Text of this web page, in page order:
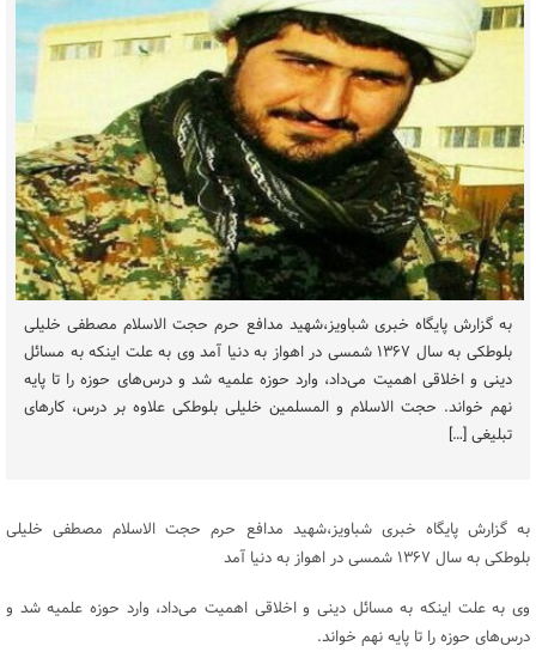
به گزارش پایگاه خبری شباویز،شهید مدافع حرم حجت الاسلام مصطفی خلیلی
بلوطکی به سال ۱۳۶۷ شمسی در اهواز به دنیا آمد وی به علت اینکه به مسائل
دینی و اخلاقی اهمیت می‌داد، وارد حوزه علمیه شد و درس‌های حوزه را تا پایه
نهم خواند. حجت الاسلام و المسلمین خلیلی بلوطکی علاوه بر درس، کار‌های
تبلیغی […]
به گزارش پایگاه خبری شباویز،شهید مدافع حرم حجت الاسلام مصطفی خلیلی
بلوطکی به سال ۱۳۶۷ شمسی در اهواز به دنیا آمد
وی به علت اینکه به مسائل دینی و اخلاقی اهمیت می‌داد، وارد حوزه علمیه شد و
درس‌های حوزه را تا پایه نهم خواند.